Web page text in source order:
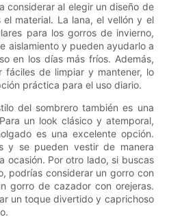
considerar al elegir un diseño de
el material. La lana, el vellón y el
para los gorros de invierno,
aislamiento y pueden ayudarlo a
en los días más fríos. Además,
fáciles de limpiar y mantener, lo
práctica para el uso diario.
del sombrero también es una
un look clásico y atemporal,
es una excelente opción.
y se pueden vestir de manera
ocasión. Por otro lado, si buscas
podrías considerar un gorro con
gorro de cazador con orejeras.
un toque divertido y caprichoso